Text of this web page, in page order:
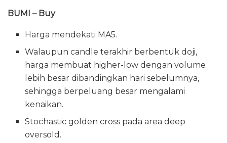
BUMI – Buy
Harga mendekati MA5.
Walaupun candle terakhir berbentuk doji,
harga membuat higher-low dengan volume
lebih besar dibandingkan hari sebelumnya,
sehingga berpeluang besar mengalami
kenaikan.
Stochastic golden cross pada area deep
oversold.